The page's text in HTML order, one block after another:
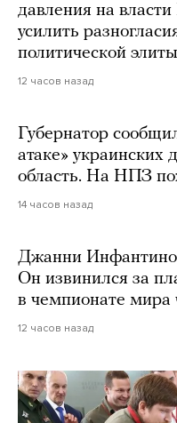
давления на
усилить
политической элиты
12 часов назад
Губернатор
атаке» украинских
область. На НПЗ
14 часов назад
Джанни Инфантино
Он извинился за
в чемпионате мира
12 часов назад